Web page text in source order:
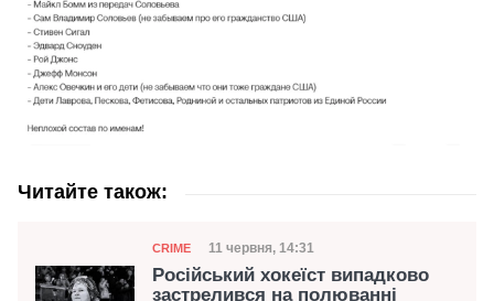
Читайте також:
Категорія
CRIME Дата публікації
11 червня, 14:31
Російський хокеїст випадково
застрелився на полюванні